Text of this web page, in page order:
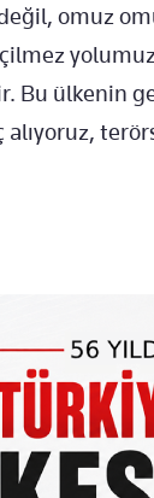
omuz
Bu ülkenin